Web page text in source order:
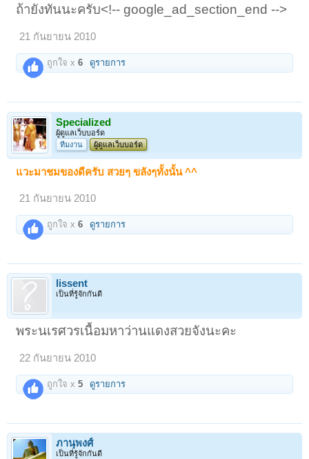
ถ้ายังทันนะครับ<!-- google_ad_section_end -->
21 กันยายน 2010
ถูกใจ x6 ดูรายการ
Specialized
ผู้ดูแลเว็บบอร์ด
ทีมงาน
ผู้ดูแลเว็บบอร์ด
แวะมาชมของดีครับ สวยๆ ขลังๆทั้งนั้น ^^
21 กันยายน 2010
ถูกใจ x6 ดูรายการ
lissent
เป็นที่รู้จักกันดี
พระนเรศวรเนื้อมหาว่านแดงสวยจังนะคะ
22 กันยายน 2010
ถูกใจ x5 ดูรายการ
ภานุพงศ์
เป็นที่รู้จักกันดี